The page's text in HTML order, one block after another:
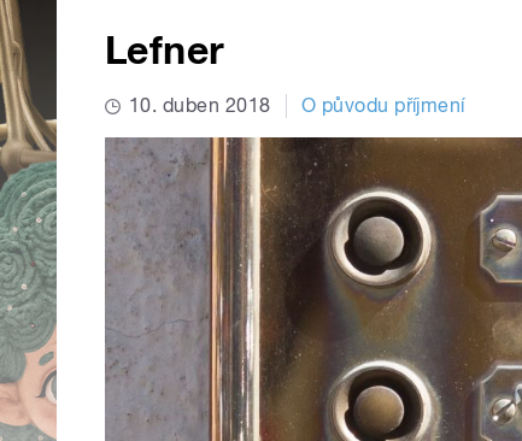
Lefner
10. duben 2018 O původu příjmení